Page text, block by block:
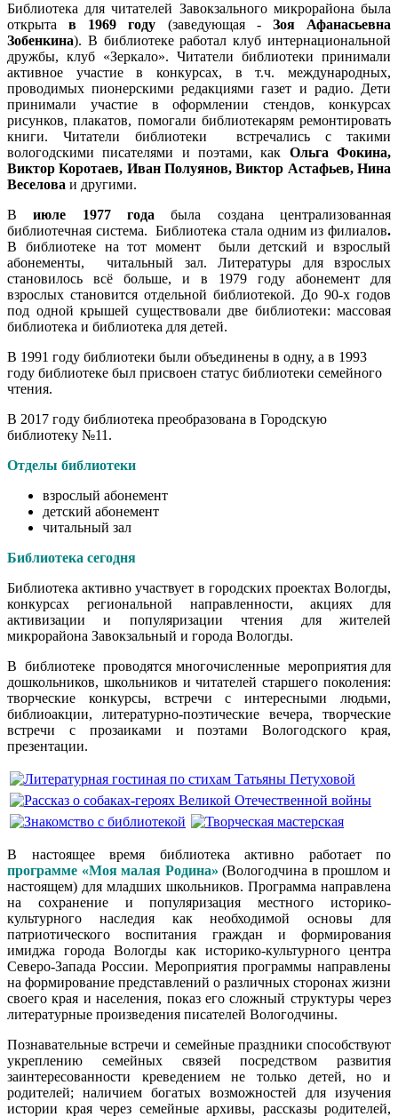
Библиотека для читателей Завокзального микрорайона была
открытав 1969 году (заведующая - Зоя Афанасьевна
Зобенкина). В библиотеке работал клуб интернациональной
дружбы, клуб «Зеркало». Читатели библиотеки принимали
активное участие в конкурсах, в т.ч. международных,
проводимых пионерскими редакциями газет и радио. Дети
принимали участие в оформлении стендов, конкурсах
рисунков, плакатов, помогали библиотекарям ремонтировать
книги. Читатели библиотеки встречались с такими
вологодскими писателями и поэтами, как Ольга Фокина,
Виктор Коротаев, Иван Полуянов, Виктор Астафьев, Нина
Веселова и другими.
Виюле 1977 годабыла создана централизованная
библиотечная система. Библиотека стала одним из филиалов.
В библиотеке на тот момент
были детский и взрослый
абонементы,
читальный зал. Литературы для взрослых
становилось всё больше, и в 1979 году абонемент для
взрослых становится отдельной библиотекой. До 90-х годов
под одной крышей существовали две библиотеки: массовая
библиотека и библиотека для детей.
В 1991 году библиотеки были объединены в одну, а в 1993
году библиотеке был присвоен статус библиотеки семейного
чтения.
В 2017 году библиотека преобразована в Городскую
библиотеку №11.
Отделы библиотеки
взрослый абонемент
детский абонемент
читальный зал
Библиотека сегодня
Библиотека активно участвует в городских проектах Вологды,
конкурсах региональной направленности, акциях для
активизации и популяризации чтения для жителей
микрорайона Завокзальный и города Вологды.
В библиотеке проводятся многочисленные мероприятия для
дошкольников, школьников и читателей старшего поколения:
творческие конкурсы, встречи с интересными людьми,
библиоакции, литературно-поэтические вечера, творческие
встречи с прозаиками и поэтами Вологодского края,
презентации.
В настоящее время библиотека активно работает по
программе «Моя малая Родина» (Вологодчина в прошлом и
настоящем) для младших школьников. Программа направлена
на сохранение и популяризация местного историко-
культурного наследия как необходимой основы для
патриотического воспитания граждан и формирования
имиджа города Вологды как историко-культурного центра
Северо-Запада России. Мероприятия программы направлены
на формирование представлений о различных сторонах жизни
своего края и населения, показ его сложный структуры через
литературные произведения писателей Вологодчины.
Познавательные встречи и семейные праздники способствуют
укреплению семейных связей посредством развития
заинтересованности креведением не только детей, но и
родителей; наличием богатых возможностей для изучения
истории края через семейные архивы, рассказы родителей,